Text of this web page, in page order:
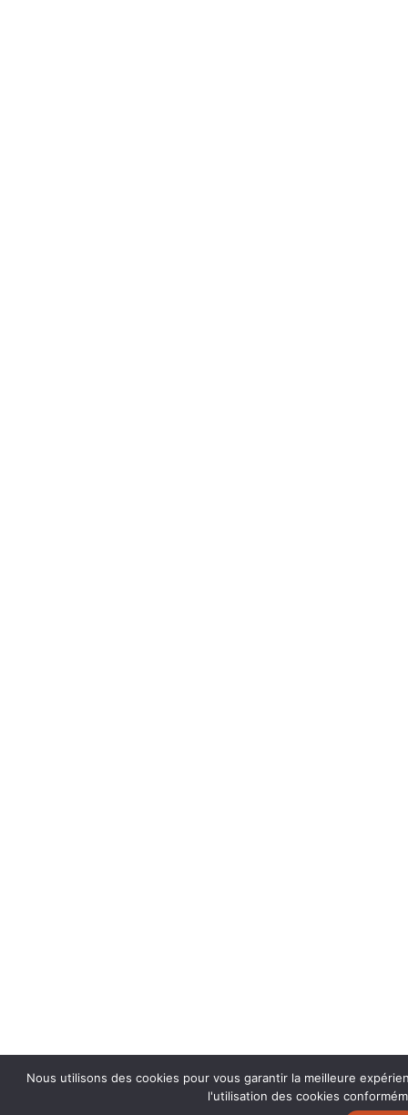
Nous utilisons des cookies pour vous garantir la meilleure
l'utilisation des cookies